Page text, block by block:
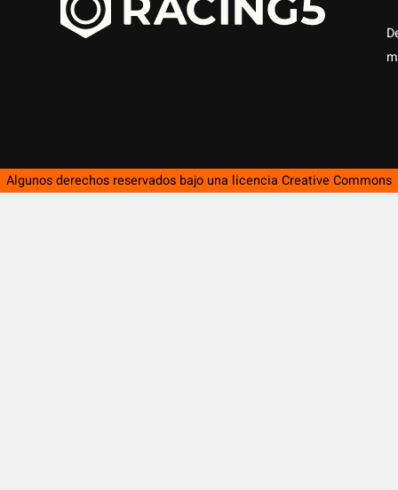
Algunos derechos reservados bajo una licencia Creative Commons